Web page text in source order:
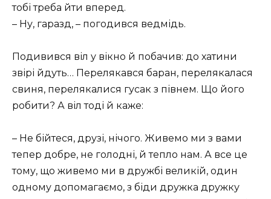
тобі треба йти вперед.
– Ну, гаразд, – погодився ведмідь.
Подивився віл у вікно й побачив: до хатини
звірі йдуть… Перелякався баран, перелякалася
свиня, перелякалися гусак з півнем. Що його
робити? А віл тоді й каже:
– Не бійтеся, друзі, нічого. Живемо ми з вами
тепер добре, не голодні, й тепло нам. А все це
тому, що живемо ми в дружбі великій, один
одному допомагаємо, з біди дружка дружку